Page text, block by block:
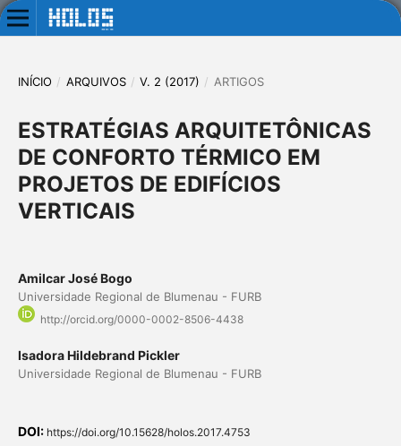
INÍCIO / ARQUIVOS / V. 2 (2017) / ARTIGOS
ESTRATÉGIAS ARQUITETÔNICAS
DE CONFORTO TÉRMICO EM
PROJETOS DE EDIFÍCIOS
VERTICAIS
Amilcar José Bogo
Universidade Regional de Blumenau - FURB
http://orcid.org/0000-0002-8506-4438
Isadora Hildebrand Pickler
Universidade Regional de Blumenau - FURB
DOI: https://doi.org/10.15628/holos.2017.4753